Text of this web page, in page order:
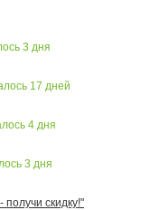
3 дня
17 дней
4 дня
3 дня
скидку!"